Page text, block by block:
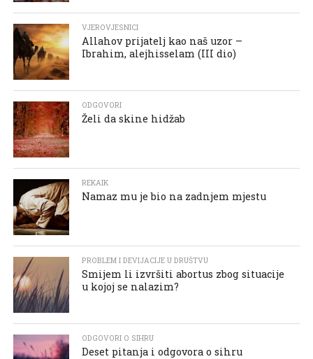
VJEROVJESNICI
Allahov prijatelj kao naš uzor –
Ibrahim, alejhisselam (III dio)
ODGOVORI
Želi da skine hidžab
REKAIK
Namaz mu je bio na zadnjem mjestu
PROBLEM I DEVIJACIJE U DRUŠTVU
Smijem li izvršiti abortus zbog situacije
u kojoj se nalazim?
ODGOVORI O SIHRU
Deset pitanja i odgovora o sihru